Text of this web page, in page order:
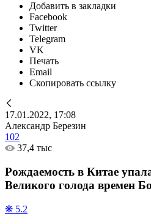
Добавить в закладки
Facebook
Twitter
Telegram
VK
Печать
Email
Скопировать ссылку
17.01.2022, 17:08
Александр Березин
102
37,4 тыс
Рождаемость в Китае
Великого голода времен
❋ 5.2